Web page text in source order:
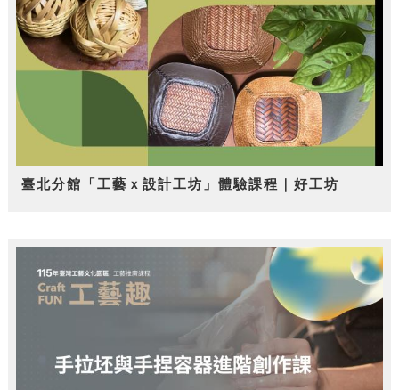
臺北分館「工藝ｘ設計工坊」體驗課程｜好工坊